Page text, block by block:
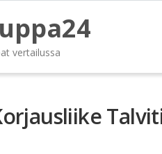
vertailussa